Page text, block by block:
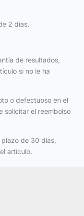
2 días.
de resultados,
si no le ha
o defectuoso en el
solicitar el reembolso
de 30 días,
artículo.